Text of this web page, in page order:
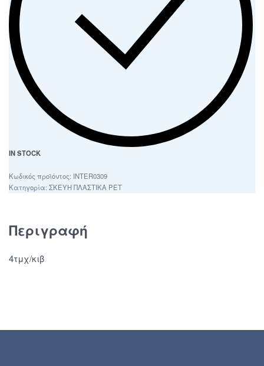
IN STOCK
INTER0309
Κατηγορία: ΣΚΕΥΗ ΠΛΑΣΤΙΚΑ PET
Περιγραφή
4τμχ/κιβ